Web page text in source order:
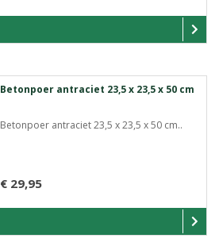
Betonpoer antraciet 23,5 x 23,5 x 50 cm
Betonpoer antraciet 23,5 x 23,5 x 50 cm..
€ 29,95